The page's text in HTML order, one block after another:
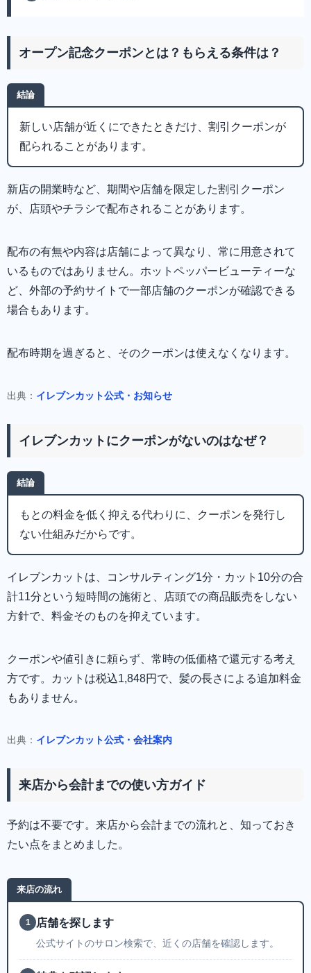
オープン記念クーポンとは？もらえる条件は？
結論
新しい店舗が近くにできたときだけ、割引クーポンが
配られることがあります。
新店の開業時など、期間や店舗を限定した割引クーポン
が、店頭やチラシで配布されることがあります。
配布の有無や内容は店舗によって異なり、常に用意されて
いるものではありません。ホットペッパービューティーな
ど、外部の予約サイトで一部店舗のクーポンが確認できる
場合もあります。
配布時期を過ぎると、そのクーポンは使えなくなります。
出典： イレブンカット公式・お知らせ
イレブンカットにクーポンがないのはなぜ？
結論
もとの料金を低く抑える代わりに、クーポンを発行し
ない仕組みだからです。
イレブンカットは、コンサルティング1分・カット10分の合
計11分という短時間の施術と、店頭での商品販売をしない
方針で、料金そのものを抑えています。
クーポンや値引きに頼らず、常時の低価格で還元する考え
方です。カットは税込1,848円で、髪の長さによる追加料金
もありません。
出典： イレブンカット公式・会社案内
来店から会計までの使い方ガイド
予約は不要です。来店から会計までの流れと、知っておき
たい点をまとめました。
来店の流れ
1 店舗を探します
公式サイトのサロン検索で、近くの店舗を確認します。